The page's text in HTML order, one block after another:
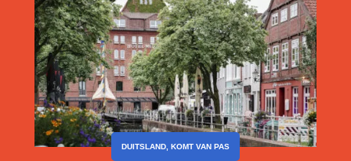
DUITSLAND, KOMT VAN PAS